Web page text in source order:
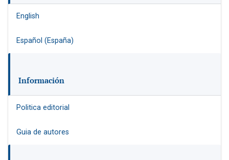
English
Español (España)
Información
Politica editorial
Guia de autores